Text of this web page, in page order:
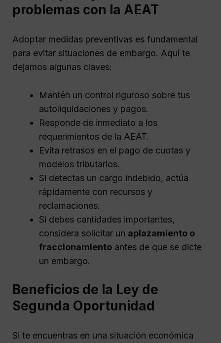
problemas con la AEAT
Adoptar medidas preventivas es fundamental
para evitar situaciones de embargo. Aquí te
dejamos algunas claves:
Mantén un control riguroso sobre tus
autoliquidaciones y pagos.
Responde de inmediato a los
requerimientos de la AEAT.
Evita retrasos en el pago de cuotas y
modelos tributarios.
Si detectas un cargo indebido, actúa
rápidamente con recursos y
reclamaciones.
Si debes cantidades importantes,
considera solicitar un aplazamiento o
fraccionamiento antes de que se dicte
un embargo.
Beneficios de la Ley de
Segunda Oportunidad
Si te encuentras en una situación económica